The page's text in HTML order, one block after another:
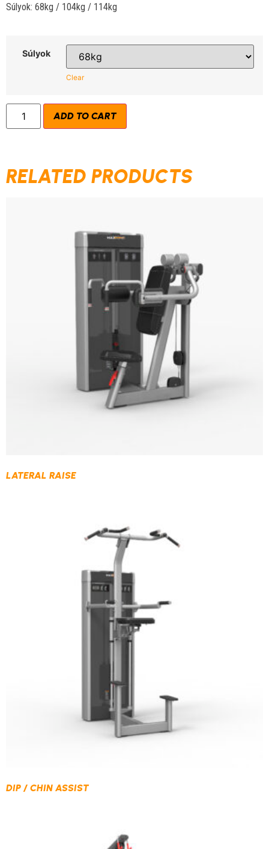
Súlyok: 68kg / 104kg / 114kg
Súlyok
Clear
ADD TO CART
RELATED PRODUCTS
LATERAL RAISE
DIP / CHIN ASSIST